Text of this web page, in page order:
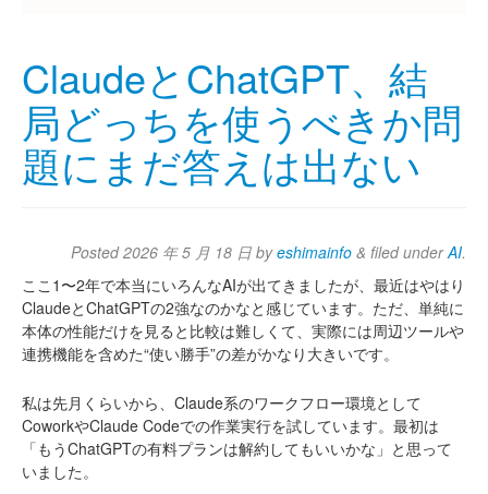
ClaudeとChatGPT、結
局どっちを使うべきか問
題にまだ答えは出ない
Posted2026 年 5 月 18 日 byeshimainfo & filed underAI.
ここ1〜2年で本当にいろんなAIが出てきましたが、最近はやはり
ClaudeとChatGPTの2強なのかなと感じています。ただ、単純に
本体の性能だけを見ると比較は難しくて、実際には周辺ツールや
連携機能を含めた“使い勝手”の差がかなり大きいです。
私は先月くらいから、Claude系のワークフロー環境として
CoworkやClaude Codeでの作業実行を試しています。最初は
「もうChatGPTの有料プランは解約してもいいかな」と思って
いました。